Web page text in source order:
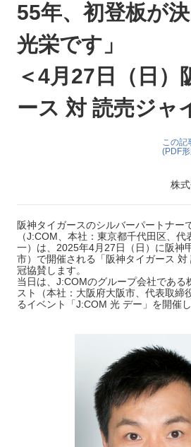
55年、初登板が
光栄です」
＜4月27日（日）
ース 対 読売ジャ
この記
(PDF
株
阪神タイガースのシルバーパートナー
（J:COM、本社：東京都千代田区、
一）は、2025年4月27日（日）に阪神
市）で開催される「阪神タイガース 対
冠協賛します。
当日は、J:COMのグループ会社である
スト（本社：大阪府大阪市、代表取締
るイベント「J:COM 光 デー」を開催し